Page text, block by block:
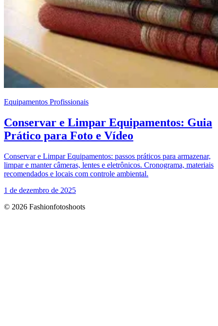
Equipamentos Profissionais
Conservar e Limpar Equipamentos: Guia
Prático para Foto e Vídeo
Conservar e Limpar Equipamentos: passos práticos para armazenar,
limpar e manter câmeras, lentes e eletrônicos. Cronograma, materiais
recomendados e locais com controle ambiental.
1 de dezembro de 2025
© 2026 Fashionfotoshoots